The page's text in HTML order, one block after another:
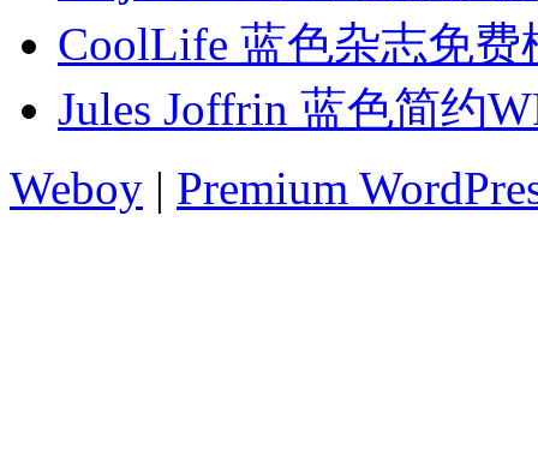
CoolLife 蓝色杂志免费
Jules Joffrin 蓝色简约
Weboy | Premium